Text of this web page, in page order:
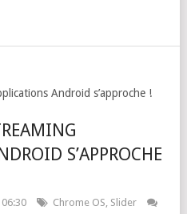
Android s’approche !
S’APPROCHE
Chrome OS, Slider